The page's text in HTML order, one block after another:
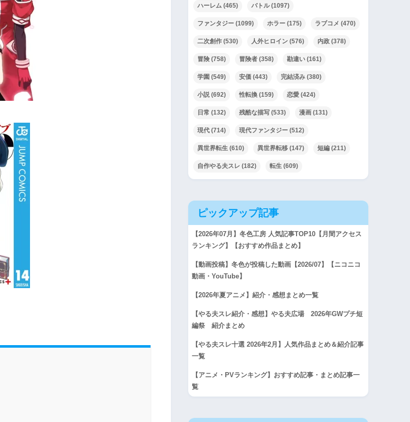
ハーレム (465) バトル(1097)
ファンタジー (1099) ホラー (175) ラブコメ (470)
二次創作 (530) 人外ヒロイン (576) 内政 (378)
冒険 (758) 冒険者 (358) 勘違い (161)
学園 (549) 安価 (443) 完結済み (380)
小説(692) 性転換 (159) 恋愛 (424)
日常 (132) 残酷な描写 (533) 漫画 (131)
現代 (714) 現代ファンタジー (512)
異世界転生 (610) 異世界転移 (147) 短編 (211)
自作やる夫スレ (182) 転生 (609)
ピックアップ記事
【2026年07月】冬色工房 人気記事TOP10【月間アクセス
ランキング】【おすすめ作品まとめ】
【動画投稿】冬色が投稿した動画【2026/07】【ニコニコ
動画・YouTube】
【2026年夏アニメ】紹介・感想まとめ一覧
【やる夫スレ紹介・感想】やる夫広場 2026年GWプチ短
編祭 紹介まとめ
【やる夫スレ十選 2026年2月】人気作品まとめ＆紹介記事
一覧
【アニメ・PVランキング】おすすめ記事・まとめ記事一
覧